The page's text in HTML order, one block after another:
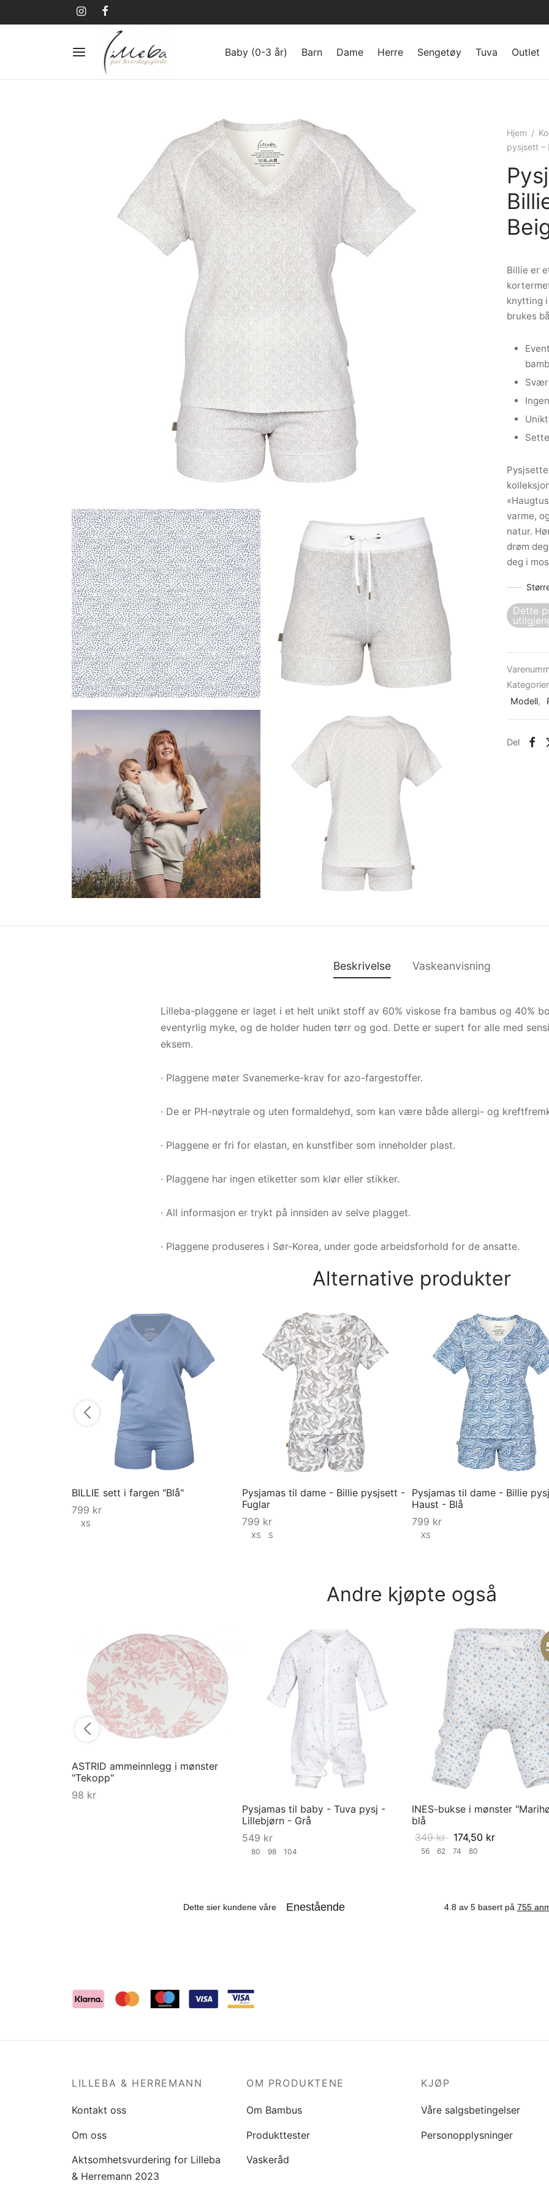
Baby (0-3 år) Barn Dame Herre Sengetøy Tuva Outlet
Hjem /
pysjsett –
Billie er
knytting
brukes
varme,
natur.
drøm
deg i
Dette
Modell,
Del
Beskrivelse Vaskeanvisning
Lilleba-plaggene er laget i et helt unikt stoff av 60% viskose fra bambus og 40%
eventyrlig myke, og de holder huden tørr og god. Dette er supert for alle med
eksem.
· Plaggene møter Svanemerke-krav for azo-fargestoffer.
· De er PH-nøytrale og uten formaldehyd, som kan være både allergi- og
· Plaggene er fri for elastan, en kunstfiber som inneholder plast.
· Plaggene har ingen etiketter som klør eller stikker.
· All informasjon er trykt på innsiden av selve plagget.
· Plaggene produseres i Sør-Korea, under gode arbeidsforhold for de ansatte.
Alternative produkter
BILLIE sett i fargen "Blå"
799 kr
XS
Pysjamas til dame - Billie pysjsett -
Fuglar
799 kr
XS S
Pysjamas til dame - Billie
Haust - Blå
799 kr
XS
Andre kjøpte også
ASTRID ammeinnlegg i mønster
"Tekopp"
98 kr
Pysjamas til baby - Tuva pysj -
Lillebjørn - Grå
549 kr
80 98 104
INES-bukse i mønster
blå
349kr 174,50 kr
56 62 74 80
LILLEBA & HERREMANN
Kontakt oss
Om oss
Aktsomhetsvurdering for Lilleba
& Herremann 2023
OM PRODUKTENE
Om Bambus
Produkttester
Vaskeråd
KJØP
Våre salgsbetingelser
Personopplysninger